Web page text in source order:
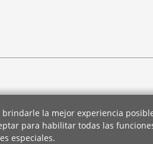
brindarle la mejor experiencia
para habilitar todas las
especiales.